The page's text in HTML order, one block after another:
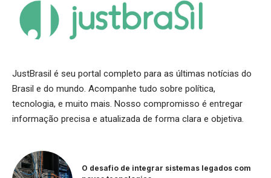
JustBrasil é seu portal completo para as últimas notícias do
Brasil e do mundo. Acompanhe tudo sobre política,
tecnologia, e muito mais. Nosso compromisso é entregar
informação precisa e atualizada de forma clara e objetiva.
O desafio de integrar sistemas legados com